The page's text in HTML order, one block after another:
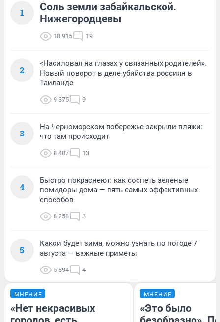
1
Соль земли забайкальской.
Нижегородцевы
18 915 19
2
«Насиловал на глазах у связанных родителей».
Новый поворот в деле убийства россиян в
Таиланде
9 375 9
3
На Черноморском побережье закрыли пляжи:
что там происходит
8 487 13
4
Быстро покраснеют: как соспеть зеленые
помидоры дома — пять самых эффективных
способов
8 258 3
5
Какой будет зима, можно узнать по погоде 7
августа — важные приметы
5 894 4
МНЕНИЕ
«Нет некрасивых
МНЕНИЕ
«Это было